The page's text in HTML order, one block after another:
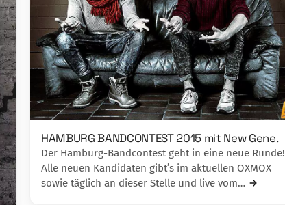
HAMBURG BANDCONTEST 2015 mit New Gene.
Der Hamburg-Bandcontest geht in eine neue Runde!
Alle neuen Kandidaten gibt’s im aktuellen OXMOX
sowie täglich an dieser Stelle und live vom…